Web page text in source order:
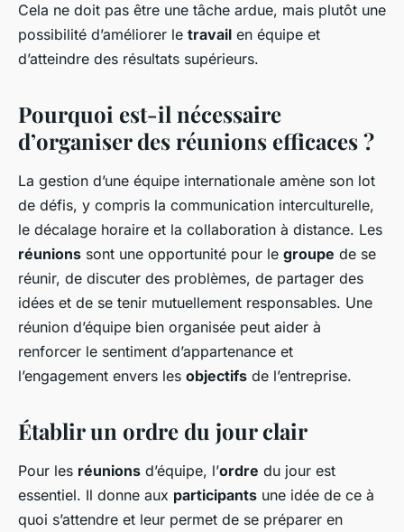
Cela ne doit pas être une tâche ardue, mais plutôt une
possibilité d’améliorer le travail en équipe et
d’atteindre des résultats supérieurs.
Pourquoi est-il nécessaire
d’organiser des réunions efficaces ?
La gestion d’une équipe internationale amène son lot
de défis, y compris la communication interculturelle,
le décalage horaire et la collaboration à distance. Les
réunions sont une opportunité pour le groupe de se
réunir, de discuter des problèmes, de partager des
idées et de se tenir mutuellement responsables. Une
réunion d’équipe bien organisée peut aider à
renforcer le sentiment d’appartenance et
l’engagement envers les objectifs de l’entreprise.
Établir un ordre du jour clair
Pour les réunions d’équipe, l’ordre du jour est
essentiel. Il donne aux participants une idée de ce à
quoi s’attendre et leur permet de se préparer en